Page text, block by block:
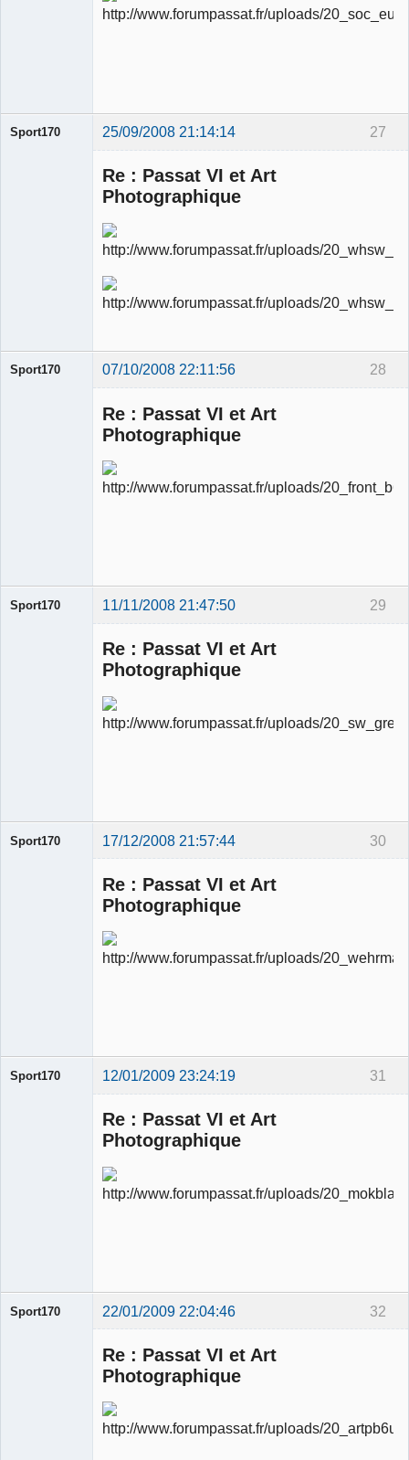
27
Sport170 25/09/2008 21:14:14
Re : Passat VI et Art
Photographique
28
Sport170 07/10/2008 22:11:56
Re : Passat VI et Art
Photographique
29
Sport170 11/11/2008 21:47:50
Re : Passat VI et Art
Photographique
30
Sport170 17/12/2008 21:57:44
Re : Passat VI et Art
Photographique
31
Sport170 12/01/2009 23:24:19
Re : Passat VI et Art
Photographique
32
Sport170 22/01/2009 22:04:46
Re : Passat VI et Art
Photographique